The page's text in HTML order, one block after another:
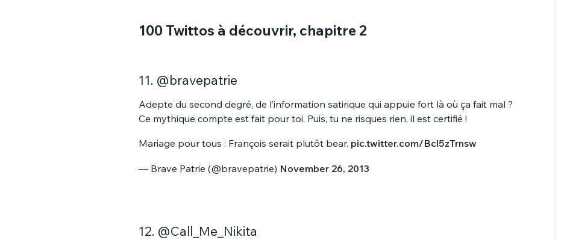
100 Twittos à découvrir, chapitre 2
11. @bravepatrie
Adepte du second degré, de l’information satirique qui appuie fort là où ça fait mal ?
Ce mythique compte est fait pour toi. Puis, tu ne risques rien, il est certifié !
Mariage pour tous : François serait plutôt bear. pic.twitter.com/Bcl5zTrnsw
— Brave Patrie (@bravepatrie) November 26, 2013
12. @Call_Me_Nikita